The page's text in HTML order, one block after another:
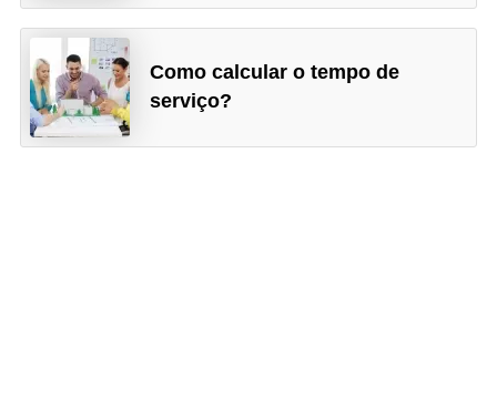
Como calcular o tempo de
serviço?